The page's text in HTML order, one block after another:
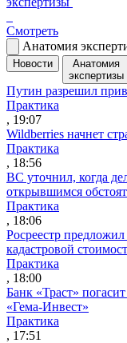
Смотреть
Анатомия
Новости
Анатомия
экспертизы
Путин разрешил
Практика
, 19:07
Wildberries начнет
Практика
, 18:56
ВС уточнил, когда
открывшимся
Практика
, 18:06
Росреестр
кадастровой
Практика
, 18:00
Банк «Траст»
«Гема-Инвест»
Практика
, 17:51